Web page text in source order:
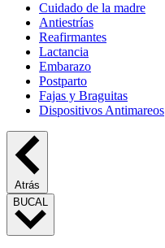
Cuidado de la madre
Antiestrías
Reafirmantes
Lactancia
Embarazo
Postparto
Fajas y Braguitas
Dispositivos Antimareos
Atrás
BUCAL